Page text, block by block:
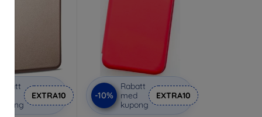
Rabatt
kupong
EXTRA10 -10%
Rabatt
med
kupong
EXTRA10